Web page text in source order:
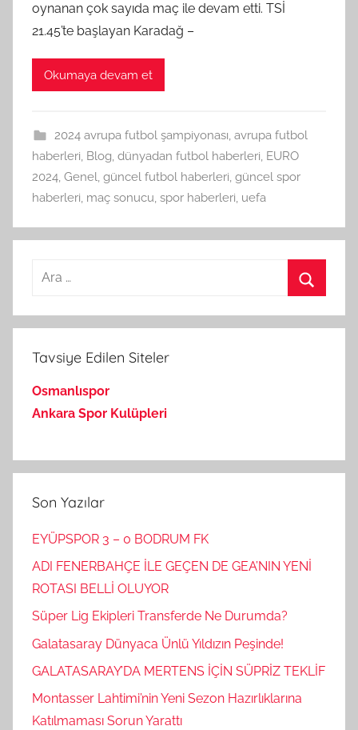
oynanan çok sayıda maç ile devam etti. TSİ
21.45’te başlayan Karadağ –
Okumaya devam et
2024 avrupa futbol şampiyonası, avrupa futbol
haberleri, Blog, dünyadan futbol haberleri, EURO
2024, Genel, güncel futbol haberleri, güncel spor
haberleri, maç sonucu, spor haberleri, uefa
Arama:
Tavsiye Edilen Siteler
Osmanlıspor
Ankara Spor Kulüpleri
Son Yazılar
EYÜPSPOR 3 – 0 BODRUM FK
ADI FENERBAHÇE İLE GEÇEN DE GEA’NIN YENİ
ROTASI BELLİ OLUYOR
Süper Lig Ekipleri Transferde Ne Durumda?
Galatasaray Dünyaca Ünlü Yıldızın Peşinde!
GALATASARAY’DA MERTENS İÇİN SÜPRİZ TEKLİF
Montasser Lahtimi’nin Yeni Sezon Hazırlıklarına
Katılmaması Sorun Yarattı